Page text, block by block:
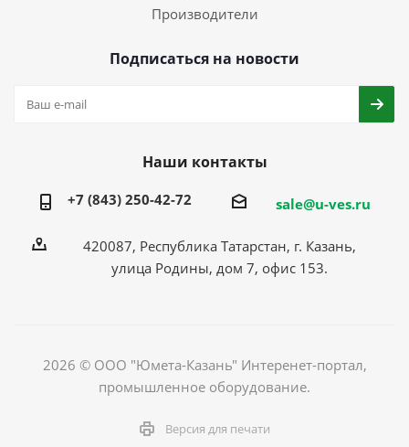
Производители
Подписаться на новости
Наши контакты
+7 (843) 250-42-72 sale@u-ves.ru
420087, Республика Татарстан, г. Казань,
улица Родины, дом 7, офис 153.
2026 © ООО "Юмета-Казань" Интеренет-портал,
промышленное оборудование.
Версия для печати